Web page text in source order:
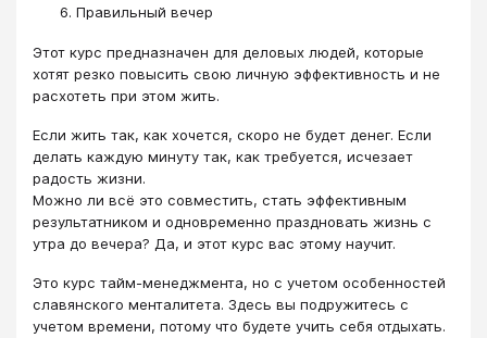
Правильный вечер
Этот курс предназначен для деловых людей, которые
хотят резко повысить свою личную эффективность и не
расхотеть при этом жить.
Если жить так, как хочется, скоро не будет денег. Если
делать каждую минуту так, как требуется, исчезает
радость жизни.
Можно ли всё это совместить, стать эффективным
результатником и одновременно праздновать жизнь с
утра до вечера? Да, и этот курс вас этому научит.
Это курс тайм-менеджмента, но с учетом особенностей
славянского менталитета. Здесь вы подружитесь с
учетом времени, потому что будете учить себя отдыхать.